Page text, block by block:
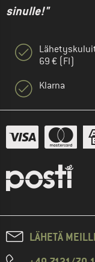
sinulle!"
69 € (FI)
Klarna
LÄHETÄ